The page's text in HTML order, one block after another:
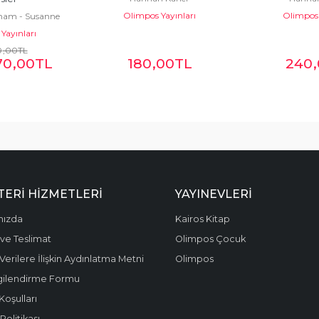
- Susanne
,00TL
,00TL
Olimpos Yayınları
180,00TL
Olimpos
240
HIZMETLERI
Teslimat
İlişkin Aydınlatma Metni
Formu
YAYINEVLERI
Kairos Kitap
Olimpos Çocuk
Olimpos